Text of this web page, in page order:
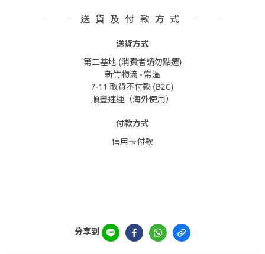
送貨及付款方式
送貨方式
第二基地 (消費者請勿點選)
新竹物流 - 常溫
7-11 取貨不付款 (B2C)
順豐速運（海外使用）
付款方式
信用卡付款
分享到